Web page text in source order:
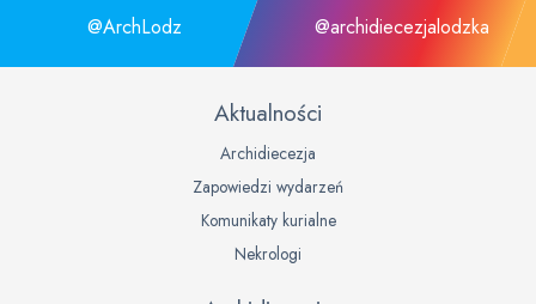
@ArchLodz @archidiecezjalodzka
Aktualności
Archidiecezja
Zapowiedzi wydarzeń
Komunikaty kurialne
Nekrologi